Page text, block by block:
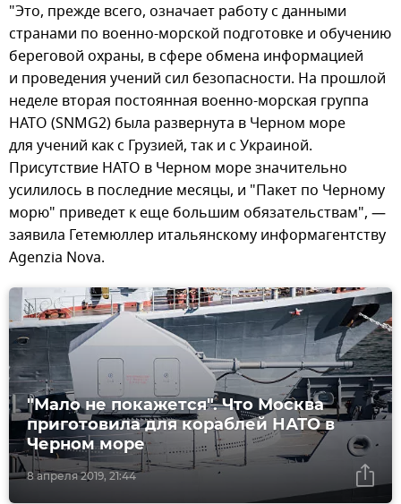
"Это, прежде всего, означает работу с данными
странами по военно-морской подготовке и обучению
береговой охраны, в сфере обмена информацией
и проведения учений сил безопасности. На прошлой
неделе вторая постоянная военно-морская группа
НАТО (SNMG2) была развернута в Черном море
для учений как с Грузией, так и с Украиной.
Присутствие НАТО в Черном море значительно
усилилось в последние месяцы, и "Пакет по Черному
морю" приведет к еще большим обязательствам", —
заявила Гетемюллер итальянскому информагентству
Agenzia Nova.
8 апреля 2019, 21:44
"Мало не покажется". Что Москва
приготовила для кораблей НАТО в
Черном море